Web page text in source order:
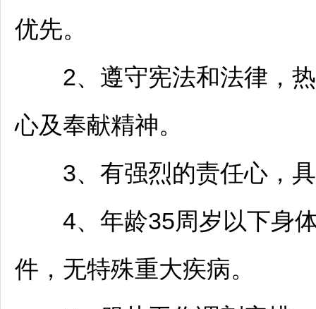
优先。
2、遵守宪法和法律，热
心及奉献精神。
3、有强烈的责任心，具
4、年龄35周岁以下身体
件，无特殊重大疾病。